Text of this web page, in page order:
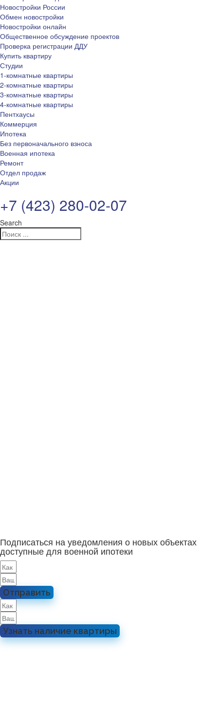
Новостройки России
Обмен новостройки
Новостройки онлайн
Общественное обсуждение проектов
Проверка регистрации ДДУ
Купить квартиру
Студии
1-комнатные квартиры
2-комнатные квартиры
3-комнатные квартиры
4-комнатные квартиры
Пентхаусы
Коммерция
Ипотека
Без первоначального взноса
Военная ипотека
Ремонт
Отдел продаж
Акции
+7 (423) 280-02-07
Search
Подписаться на уведомления о новых объектах
доступные для военной ипотеки
Отправить
Узнать наличие квартиры